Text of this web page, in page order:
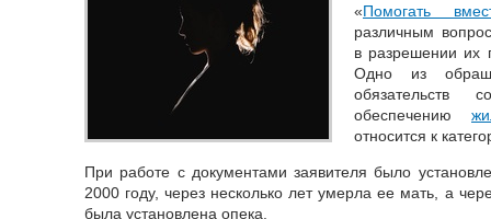
«Помогать
различным
в разрешении их
Одно из
обязательств
обеспечению
относится к
При работе с документами заявителя было
2000 году, через несколько лет умерла ее мать, а
была установлена опека.